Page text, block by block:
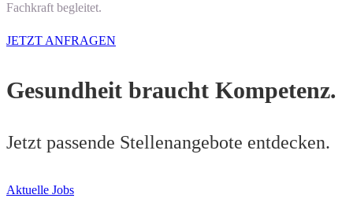
Fachkraft begleitet.
JETZT ANFRAGEN
Gesundheit braucht Kompetenz.
Jetzt passende Stellenangebote entdecken.
Aktuelle Jobs